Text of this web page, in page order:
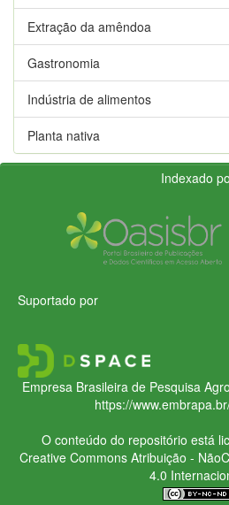
Extração da amêndoa
Gastronomia
Indústria de alimentos
Planta nativa
Indexado
Suportado por
Empresa Brasileira de Pesquisa
https://
O conteúdo do repositório está
Creative CommonsAtribuição -
4.0